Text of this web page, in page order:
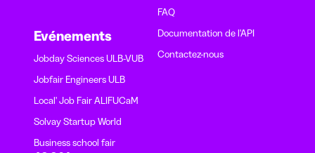
Evénements
Jobday Sciences ULB-VUB
Jobfair Engineers ULB
Local' Job Fair ALIFUCaM
Solvay Startup World
Business school fair
FAQ
Documentation de l'API
Contactez-nous